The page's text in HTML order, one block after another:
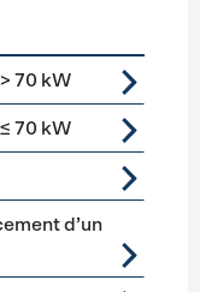
70 kW
70 kW
d’un